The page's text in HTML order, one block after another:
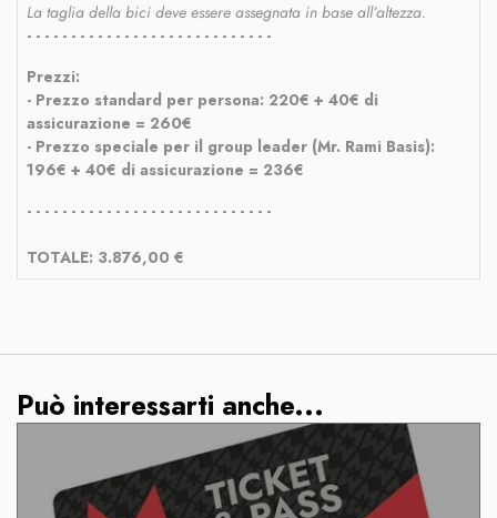
La taglia della bici deve essere assegnata in base all’altezza.
- - - - - - - - - - - - - - - - - - - - - - - - - - - -
Prezzi:
- Prezzo standard per persona: 220€ + 40€ di
assicurazione = 260€
- Prezzo speciale per il group leader (Mr. Rami Basis):
196€ + 40€ di assicurazione = 236€
- - - - - - - - - - - - - - - - - - - - - - - - - - - -
TOTALE: 3.876,00 €
Può interessarti anche...